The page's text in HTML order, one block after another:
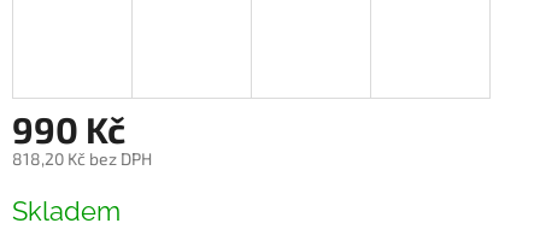
990 Kč
818,20 Kč bez DPH
cena:
Skladem